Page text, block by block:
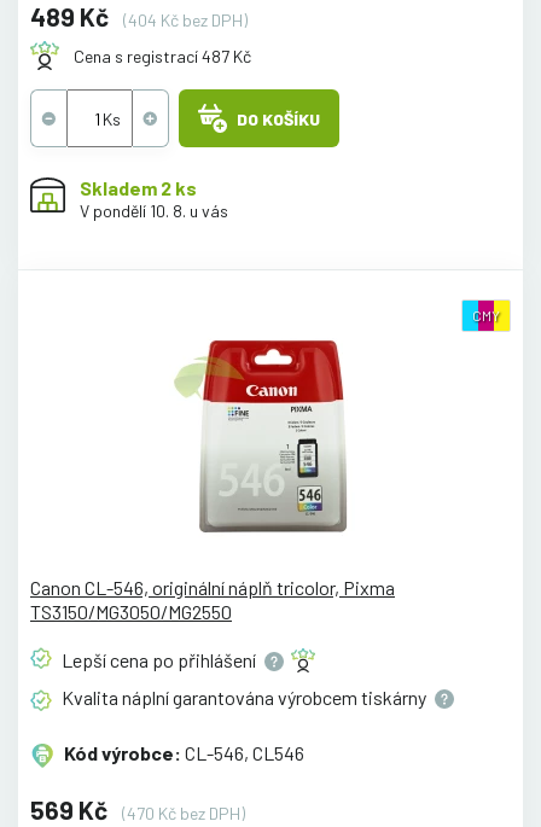
489 Kč
(404 Kč bez DPH)
Cena s registrací 487 Kč
DO KOŠÍKU
Skladem 2 ks
V pondělí 10. 8. u vás
CMY
Canon CL-546, originální náplň tricolor, Pixma
TS3150/MG3050/MG2550
Lepší cena po přihlášení
Kvalita náplní garantována výrobcem tiskárny
Kód výrobce: CL-546, CL546
569 Kč
(470 Kč bez DPH)